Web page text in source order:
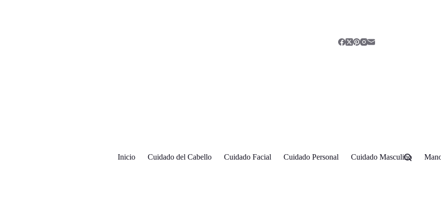
Inicio Cuidado del Cabello Cuidado Facial Cuidado Personal Cuidado Masculino